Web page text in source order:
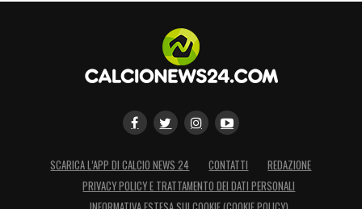
SCARICA L’APP DI CALCIO NEWS 24 CONTATTI
REDAZIONE
PRIVACY POLICY E TRATTAMENTO DEI DATI PERSONALI